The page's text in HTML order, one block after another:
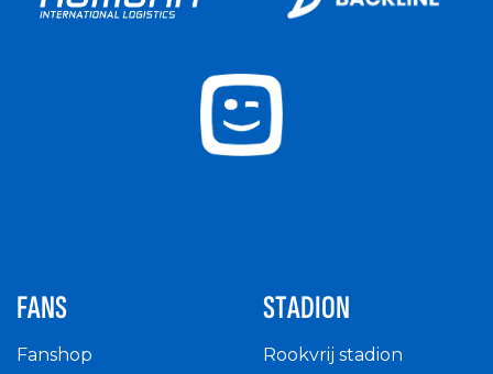
FANS
Fanshop
STADION
Rookvrij stadion